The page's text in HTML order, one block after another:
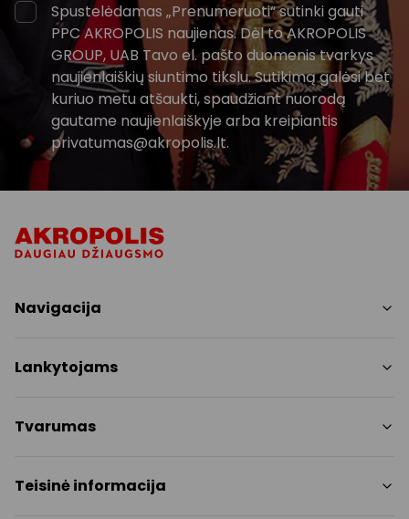
Spustelėdamas „Prenumeruoti“ sutinki gauti
PPC AKROPOLIS naujienas. Dėl to AKROPOLIS
GROUP, UAB Tavo el. pašto duomenis tvarkys
naujienlaiškių siuntimo tikslu. Sutikimą galėsi bet
kuriuo metu atšaukti, spaudžiant nuorodą
gautame naujienlaiškyje arba kreipiantis
privatumas@akropolis.lt.
Navigacija
Paslaugos
Pramogos
Lankytojams
Nemokami patogumai
Kontaktai
Tvarumas
Tvarumo ataskaita
Teisinė informacija